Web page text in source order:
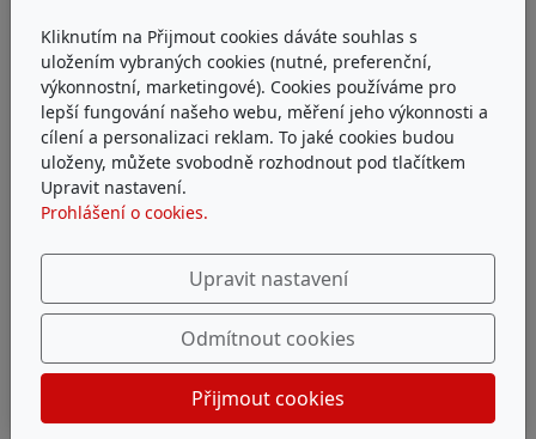
lamelovou dělící příčku
si můžete do 10 dní
vyzvednout
ZDARMAv našem
showroomuv Praze,
Kliknutím na Přijmout cookies dáváte souhlas s
uložením vybraných cookies (nutné, preferenční,
výkonnostní, marketingové). Cookies používáme pro
lepší fungování našeho webu, měření jeho výkonnosti a
cílení a personalizaci reklam. To jaké cookies budou
uloženy, můžete svobodně rozhodnout pod tlačítkem
Upravit nastavení.
Prohlášení o cookies.
Upravit nastavení
Odmítnout cookies
Přijmout cookies